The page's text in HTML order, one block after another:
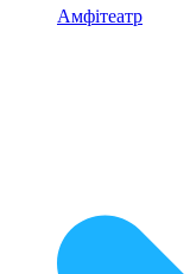
Амфітеатр